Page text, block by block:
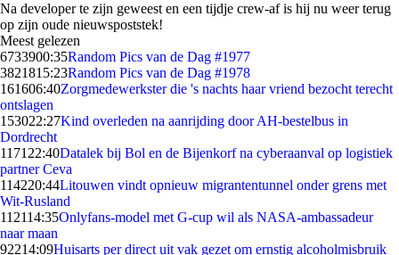
Na developer te zijn geweest en een tijdje crew-af is hij nu weer terug
op zijn oude nieuwspoststek!
Meest gelezen
6733900:35Random Pics van de Dag #1977
3821815:23Random Pics van de Dag #1978
161606:40Zorgmedewerkster die 's nachts haar vriend bezocht terecht
ontslagen
153022:27Kind overleden na aanrijding door AH-bestelbus in
Dordrecht
1171 22:40Datalek bij Bol en de Bijenkorf na cyberaanval op logistiek
partner Ceva
114220:44Litouwen vindt opnieuw migrantentunnel onder grens met
Wit-Rusland
112114:35Onlyfans-model met G-cup wil als NASA-ambassadeur
naar maan
92214:09Huisarts per direct uit vak gezet om ernstig alcoholmisbruik